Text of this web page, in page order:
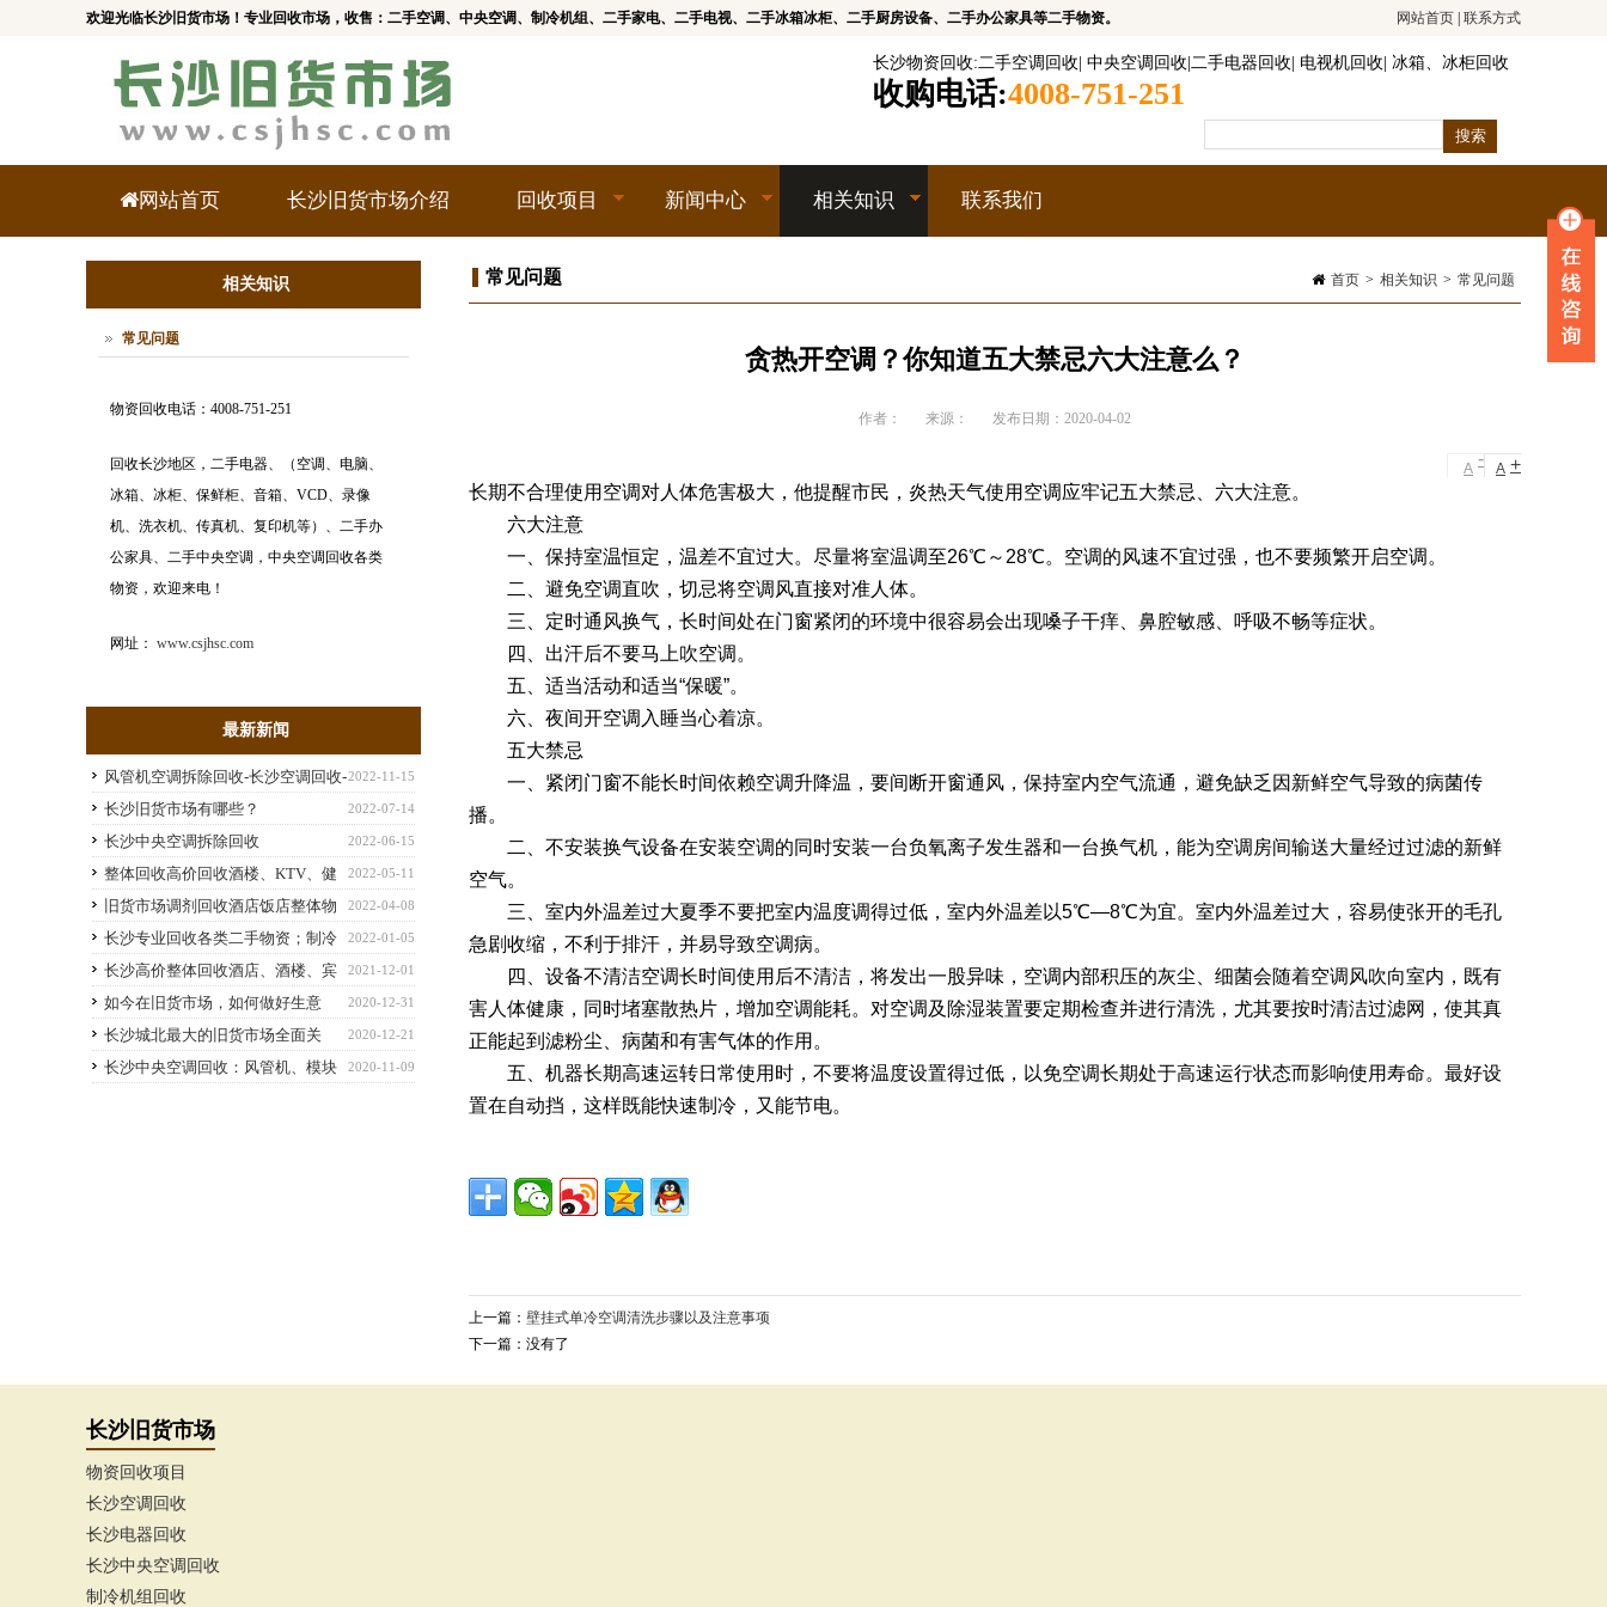
欢迎光临长沙旧货市场！专业回收市场，收售：二手空调、中央空调、制冷机组、二手家电、二手电视、二手冰箱冰柜、二手厨房设备、二手办公家具等二手物资。 网站首页 联系方式
长沙物资回收:二手空调回收 中央空调回收 二手电器回收 电视机回收 冰箱、冰柜回收
收购电话:4008-751-251
网站首页 长沙旧货市场介绍 回收项目 新闻中心 相关知识 联系我们
首页 > 相关知识 > 常见问题
常见问题
贪热开空调？你知道五大禁忌六大注意么？
作者： 来源： 发布日期：2020-04-02
A - A +
长期不合理使用空调对人体危害极大，他提醒市民，炎热天气使用空调应牢记五大禁忌、六大注意。
六大注意
一、保持室温恒定，温差不宜过大。尽量将室温调至26℃～28℃。空调的风速不宜过强，也不要频繁开启空调。
二、避免空调直吹，切忌将空调风直接对准人体。
三、定时通风换气，长时间处在门窗紧闭的环境中很容易会出现嗓子干痒、鼻腔敏感、呼吸不畅等症状。
四、出汗后不要马上吹空调。
五、适当活动和适当“保暖”。
六、夜间开空调入睡当心着凉。
五大禁忌
一、紧闭门窗不能长时间依赖空调升降温，要间断开窗通风，保持室内空气流通，避免缺乏因新鲜空气导致的病菌传
播。
二、不安装换气设备在安装空调的同时安装一台负氧离子发生器和一台换气机，能为空调房间输送大量经过过滤的新鲜
空气。
三、室内外温差过大夏季不要把室内温度调得过低，室内外温差以5℃—8℃为宜。室内外温差过大，容易使张开的毛孔
急剧收缩，不利于排汗，并易导致空调病。
四、设备不清洁空调长时间使用后不清洁，将发出一股异味，空调内部积压的灰尘、细菌会随着空调风吹向室内，既有
害人体健康，同时堵塞散热片，增加空调能耗。对空调及除湿装置要定期检查并进行清洗，尤其要按时清洁过滤网，使其真
正能起到滤粉尘、病菌和有害气体的作用。
五、机器长期高速运转日常使用时，不要将温度设置得过低，以免空调长期处于高速运行状态而影响使用寿命。最好设
置在自动挡，这样既能快速制冷，又能节电。
上一篇：壁挂式单冷空调清洗步骤以及注意事项
下一篇：没有了
相关知识
常见问题
物资回收电话：4008-751-251
回收长沙地区，二手电器、（空调、电脑、
冰箱、冰柜、保鲜柜、音箱、VCD、录像
机、洗衣机、传真机、复印机等）、二手办
公家具、二手中央空调，中央空调回收各类
物资，欢迎来电！
网址： www.csjhsc.com
最新新闻
2022-11-15
风管机空调拆除回收-长沙空调回收-
长沙旧货市场二手空调服务
2022-07-14
长沙旧货市场有哪些？
2022-06-15
长沙中央空调拆除回收
2022-05-11
整体回收高价回收酒楼、KTV、健
身房、酒店设备-长沙及周边物资回收2022-04-08
旧货市场调剂回收酒店饭店整体物
资
2022-01-05
长沙专业回收各类二手物资；制冷
设备回收部，办公家具回收、酒店饭店整体
回收
2021-12-01
长沙高价整体回收酒店、酒楼、宾
馆整体设备
2020-12-31
如今在旧货市场，如何做好生意
2020-12-21
长沙城北最大的旧货市场全面关
闭！再见了，四方坪旧货市场
2020-11-09
长沙中央空调回收：风管机、模块
长沙旧货市场
物资回收项目
长沙空调回收
长沙电器回收
长沙中央空调回收
制冷机组回收